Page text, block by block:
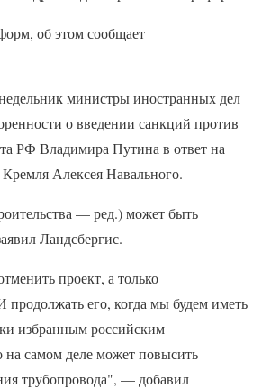
об этом сообщает
министры иностранных дел
о введении санкций против
РФ Владимира Путина в ответ на
Алексея Навального.
— ред.) может быть
Ландсбергис.
проект, а только
продолжать его, когда мы будем иметь
избранным российским
на самом деле может повысить
трубопровода", — добавил